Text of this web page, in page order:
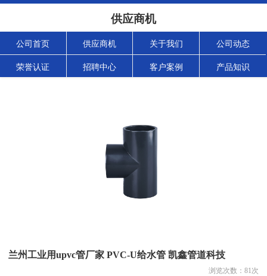
供应商机
公司首页 供应商机 关于我们 公司动态
荣誉认证 招聘中心 客户案例 产品知识
兰州工业用upvc管厂家 PVC-U给水管 凯鑫管道科技
浏览次数： 81次